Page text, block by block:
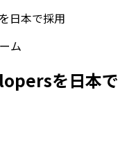
日本で採用
ム
を日本で